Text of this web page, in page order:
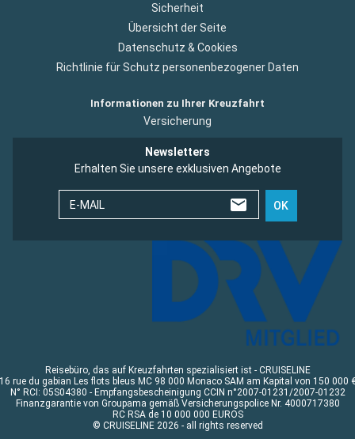
Sicherheit
Übersicht der Seite
Datenschutz & Cookies
Richtlinie für Schutz personenbezogener Daten
Informationen zu Ihrer Kreuzfahrt
Versicherung
Newsletters
Erhalten Sie unsere exklusiven Angebote
E-MAIL OK
Reisebüro, das auf Kreuzfahrten spezialisiert ist - CRUISELINE
rue du gabian Les flots bleus MC 98 000 Monaco SAM am Kapital von 150 000
N° RCI: 05S04380 - Empfangsbescheinigung CCIN n°2007-01231/2007-01232
Finanzgarantie von Groupama gemäß Versicherungspolice Nr. 4000717380
RC RSA de 10 000 000 EUROS
© CRUISELINE 2026 - all rights reserved